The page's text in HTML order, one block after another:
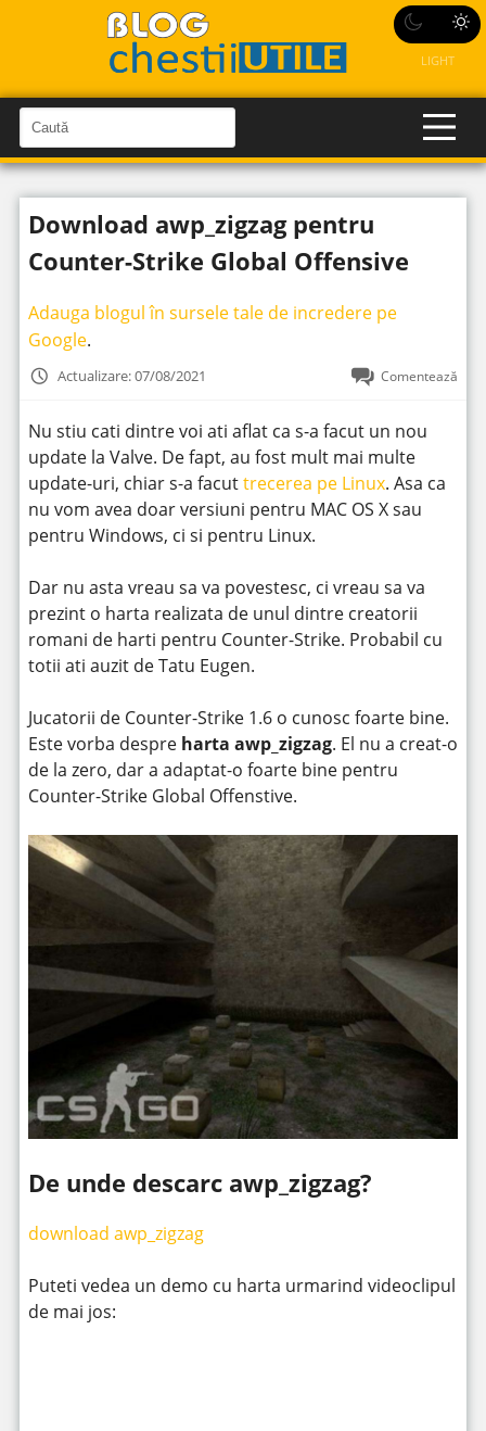
LIGHT
a
u
t
C
a
u
î
n
i
t
Download awp_zigzag pentru
Counter-Strike Global Offensive
Adauga blogul în sursele tale de incredere pe
Google.
Actualizare: 07/08/2021 Comentează
Nu stiu cati dintre voi ati aflat ca s-a facut un nou
update la Valve. De fapt, au fost mult mai multe
update-uri, chiar s-a facuttrecerea pe Linux. Asa ca
nu vom avea doar versiuni pentru MAC OS X sau
pentru Windows, ci si pentru Linux.
Dar nu asta vreau sa va povestesc, ci vreau sa va
prezint o harta realizata de unul dintre creatorii
romani de harti pentru Counter-Strike. Probabil cu
totii ati auzit de Tatu Eugen.
Jucatorii de Counter-Strike 1.6 o cunosc foarte bine.
Este vorba despre harta awp_zigzag. El nu a creat-o
de la zero, dar a adaptat-o foarte bine pentru
Counter-Strike Global Offenstive.
De unde descarc awp_zigzag?
download awp_zigzag
Puteti vedea un demo cu harta urmarind videoclipul
de mai jos: